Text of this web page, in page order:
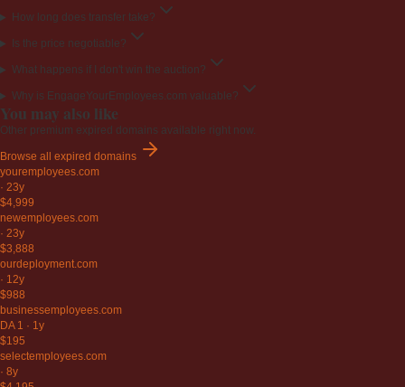
How long does transfer take?
Is the price negotiable?
What happens if I don't win the auction?
Why is EngageYourEmployees.com valuable?
You may also like
Other premium expired domains available right now.
Browse all expired domains
youremployees.com
· 23y
$4,999
newemployees.com
· 23y
$3,888
ourdeployment.com
· 12y
$988
businessemployees.com
DA 1 · 1y
$195
selectemployees.com
· 8y